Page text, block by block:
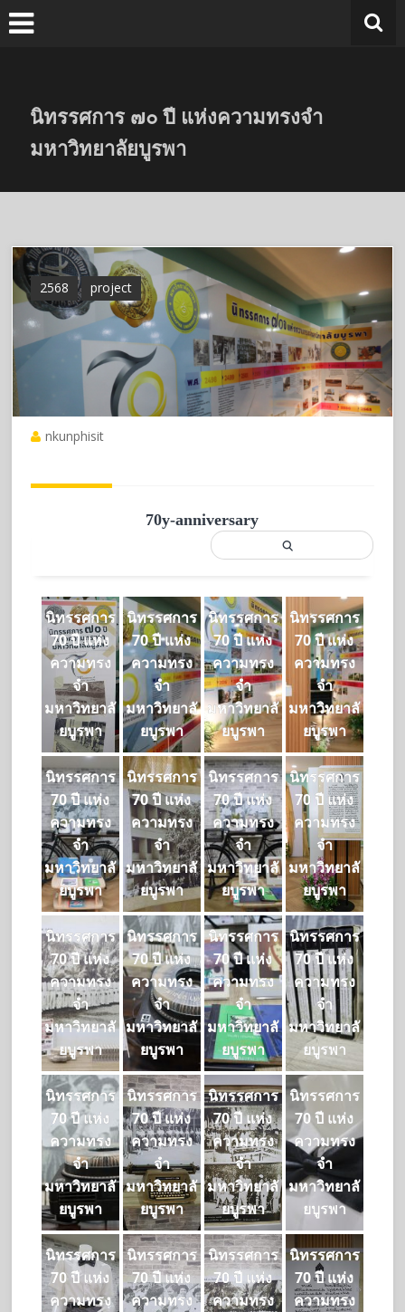
Skip
to
นิทรรศการ ๗๐ ปี แห่งความทรงจำ
มหาวิทยาลัยบูรพา
2568 project
nkunphisit
70y-anniversary
นิทรรศการ
70 ปี แห่ง
ความทรง
จำ
มหาวิทยาลั
ยบูรพา
นิทรรศการ
70 ปี แห่ง
ความทรง
จำ
มหาวิทยาลั
ยบูรพา
นิทรรศการ
70 ปี แห่ง
ความทรง
จำ
มหาวิทยาลั
ยบูรพา
นิทรรศการ
70 ปี แห่ง
ความทรง
จำ
มหาวิทยาลั
ยบูรพา
นิทรรศการ
70 ปี แห่ง
ความทรง
จำ
มหาวิทยาลั
ยบูรพา
นิทรรศการ
70 ปี แห่ง
ความทรง
จำ
มหาวิทยาลั
ยบูรพา
นิทรรศการ
70 ปี แห่ง
ความทรง
จำ
มหาวิทยาลั
ยบูรพา
นิทรรศการ
70 ปี แห่ง
ความทรง
จำ
มหาวิทยาลั
ยบูรพา
นิทรรศการ
70 ปี แห่ง
ความทรง
จำ
มหาวิทยาลั
ยบูรพา
นิทรรศการ
70 ปี แห่ง
ความทรง
จำ
มหาวิทยาลั
ยบูรพา
นิทรรศการ
70 ปี แห่ง
ความทรง
จำ
มหาวิทยาลั
ยบูรพา
นิทรรศการ
70 ปี แห่ง
ความทรง
จำ
มหาวิทยาลั
ยบูรพา
นิทรรศการ
70 ปี แห่ง
ความทรง
จำ
มหาวิทยาลั
ยบูรพา
นิทรรศการ
70 ปี แห่ง
ความทรง
จำ
มหาวิทยาลั
ยบูรพา
นิทรรศการ
70 ปี แห่ง
ความทรง
จำ
มหาวิทยาลั
ยบูรพา
นิทรรศการ
70 ปี แห่ง
ความทรง
จำ
มหาวิทยาลั
ยบูรพา
นิทรรศการ
70 ปี แห่ง
ความทรง
นิทรรศการ
70 ปี แห่ง
ความทรง
นิทรรศการ
70 ปี แห่ง
ความทรง
นิทรรศการ
70 ปี แห่ง
ความทรง